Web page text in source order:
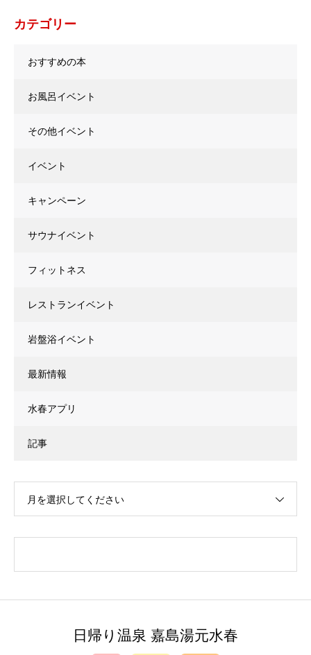
カテゴリー
おすすめの本
お風呂イベント
その他イベント
イベント
キャンペーン
サウナイベント
フィットネス
レストランイベント
岩盤浴イベント
最新情報
水春アプリ
記事
月を選択してください
日帰り温泉 嘉島湯元水春